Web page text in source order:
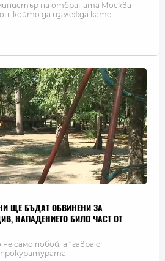
на отбраната Москва
който да изглежда като
ЩЕ БЪДАТ ОБВИНЕНИ ЗА
НАПАДЕНИЕТО БИЛО ЧАСТ ОТ
само побой, а “гавра с